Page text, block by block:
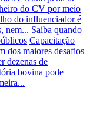
do CV por meio
do influenciador é
nem... Saiba quando
Capacitação
dos maiores desafios
dezenas de
bovina pode